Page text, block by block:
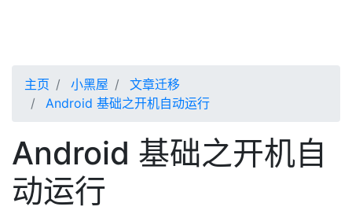
主页 小黑屋
文章迁移
Android 基础之开机自动运行
Android 基础之开机自
动运行